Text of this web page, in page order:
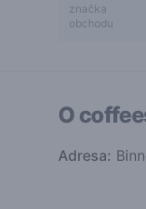
značka
obchodu
O
Adresa: